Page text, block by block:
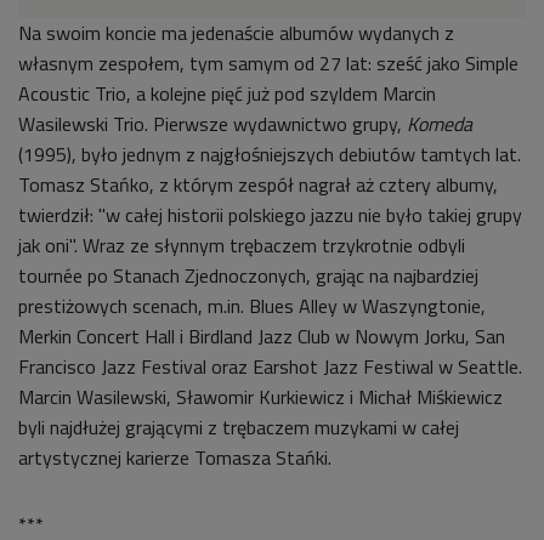
Na swoim koncie ma jedenaście albumów wydanych z
własnym zespołem, tym samym od 27 lat: sześć jako Simple
Acoustic Trio, a kolejne pięć już pod szyldem Marcin
Wasilewski Trio. Pierwsze wydawnictwo grupy, Komeda
(1995), było jednym z najgłośniejszych debiutów tamtych lat.
Tomasz Stańko, z którym zespół nagrał aż cztery albumy,
twierdził: "w całej historii polskiego jazzu nie było takiej grupy
jak oni". Wraz ze słynnym trębaczem trzykrotnie odbyli
tournée po Stanach Zjednoczonych, grając na najbardziej
prestiżowych scenach, m.in. Blues Alley w Waszyngtonie,
Merkin Concert Hall i Birdland Jazz Club w Nowym Jorku, San
Francisco Jazz Festival oraz Earshot Jazz Festiwal w Seattle.
Marcin Wasilewski, Sławomir Kurkiewicz i Michał Miśkiewicz
byli najdłużej grającymi z trębaczem muzykami w całej
artystycznej karierze Tomasza Stańki.
***